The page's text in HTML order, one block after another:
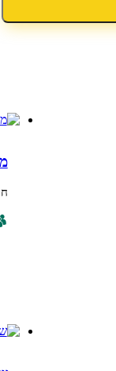
מה אנחנו
חידון
בוגר,